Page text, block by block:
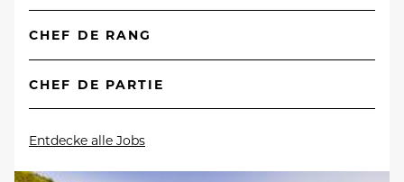
CHEF DE RANG
CHEF DE PARTIE
Entdecke alle Jobs